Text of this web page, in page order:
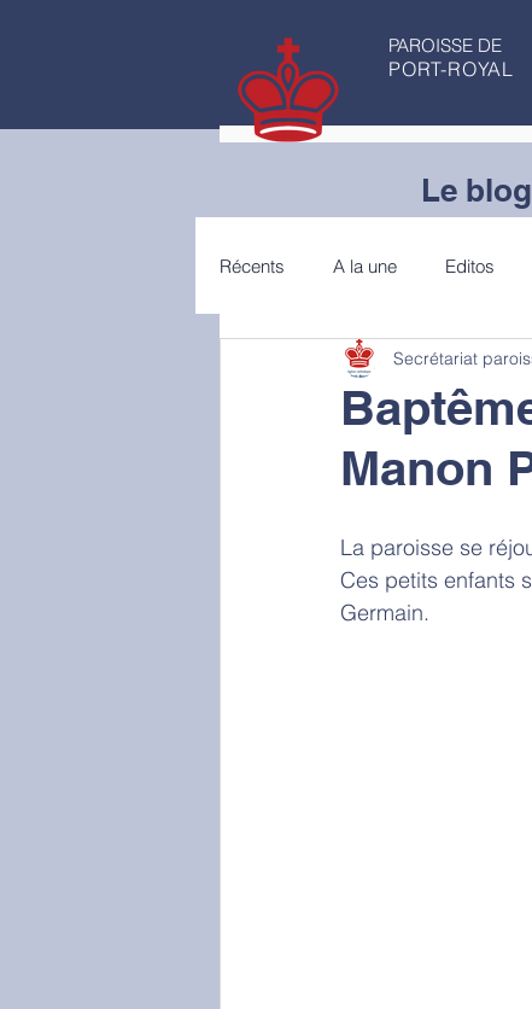
PAROISSE DE
PORT-ROYAL
Récents A la une Editos
Articles de fond Conseils de
Manon
Secrétariat
La paroisse se
Ces petits enfants
Germain.
Le